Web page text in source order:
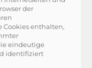
der
Cookies enthalten,
eindeutige
identifiziert